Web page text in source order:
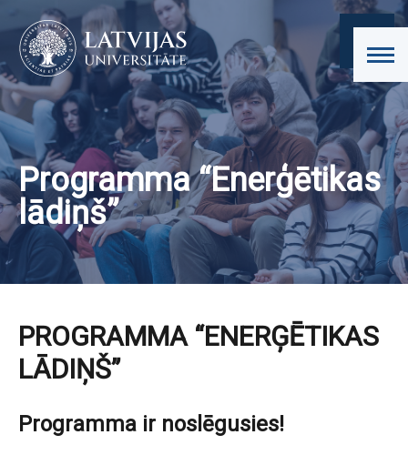
Programma “Enerģētikas
lādiņš”
PROGRAMMA “ENERĢĒTIKAS
LĀDIŅŠ”
Programma ir noslēgusies!